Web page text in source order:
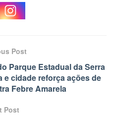
Post
Parque Estadual da Serra
e cidade reforça ações de
Febre Amarela
Post